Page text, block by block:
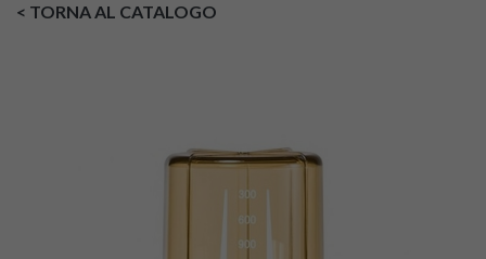
< TORNA AL CATALOGO